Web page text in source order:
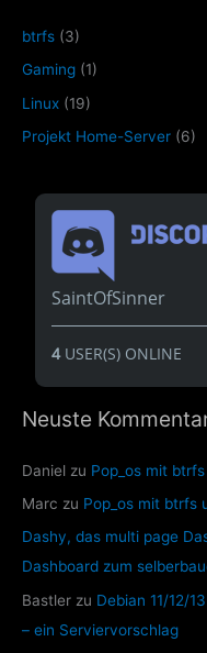
btrfs (3)
Gaming (1)
Linux (19)
Projekt Home-Server (6)
SaintOfSinner
4USER(S) ONLINE
Neuste
Daniel zu Pop_os mit
Marc zu Pop_os mit btrfs
Dashy, das multi page
Dashboard zum
Bastler zu Debian 11/12/
– ein Serviervorschlag